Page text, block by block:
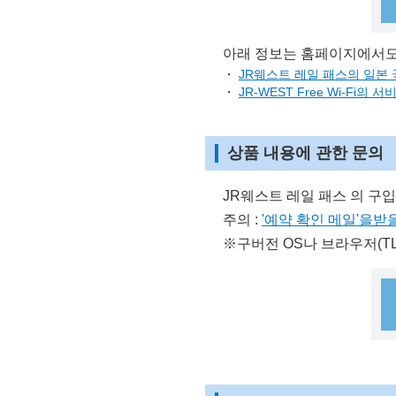
아래 정보는 홈페이지에서
・ JR웨스트 레일 패스의 일본
・ JR-WEST Free Wi-Fi의 서
상품 내용에 관한 문의
JR웨스트 레일 패스 의 구
주의 : '예약 확인 메일'을받
※구버전 OS나 브라우저